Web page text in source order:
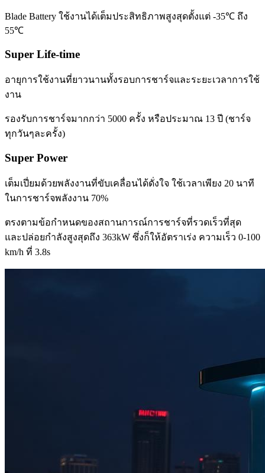
Blade Battery ใช้งานได้เต็มประสิทธิภาพสูงสุดตั้งแต่ -35℃ ถึง
55℃
Super Life-time
อายุการใช้งานที่ยาวนานทั้งรอบการชาร์จและระยะเวลาการใช้
งาน
รองรับการชาร์จมากกว่า 5000 ครั้ง หรือประมาณ 13 ปี (ชาร์จ
ทุกวันๆละครั้ง)
Super Power
เต็มเปี่ยมด้วยพลังงานที่ขับเคลื่อนได้ดั่งใจ ใช้เวลาเพียง 20 นาที
ในการชาร์จพลังงาน 70%
ตรงตามข้อกำหนดของสถานการณ์การชาร์จที่รวดเร็วที่สุด
และปล่อยกำลังสูงสุดถึง 363kW ซึ่งก็ให้อัตราเร่ง ความเร็ว 0-100
km/h ที่ 3.8s